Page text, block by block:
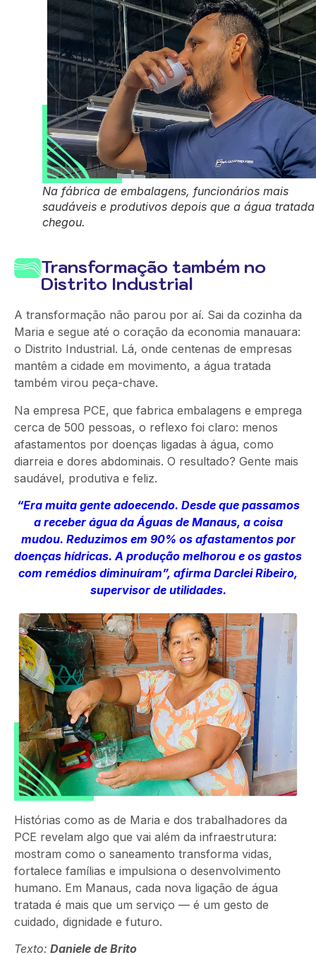
Na fábrica de embalagens, funcionários mais
saudáveis e produtivos depois que a água tratada
chegou.
Transformação também no
Distrito Industrial
A transformação não parou por aí. Sai da cozinha da
Maria e segue até o coração da economia manauara:
o Distrito Industrial. Lá, onde centenas de empresas
mantêm a cidade em movimento, a água tratada
também virou peça-chave.
Na empresa PCE, que fabrica embalagens e emprega
cerca de 500 pessoas, o reflexo foi claro: menos
afastamentos por doenças ligadas à água, como
diarreia e dores abdominais. O resultado? Gente mais
saudável, produtiva e feliz.
“Era muita gente adoecendo. Desde que passamos
a receber água da Águas de Manaus, a coisa
mudou. Reduzimos em 90% os afastamentos por
doenças hídricas. A produção melhorou e os gastos
com remédios diminuíram”, afirma Darclei Ribeiro,
supervisor de utilidades.
Histórias como as de Maria e dos trabalhadores da
PCE revelam algo que vai além da infraestrutura:
mostram como o saneamento transforma vidas,
fortalece famílias e impulsiona o desenvolvimento
humano. Em Manaus, cada nova ligação de água
tratada é mais que um serviço — é um gesto de
cuidado, dignidade e futuro.
Texto: Daniele de Brito